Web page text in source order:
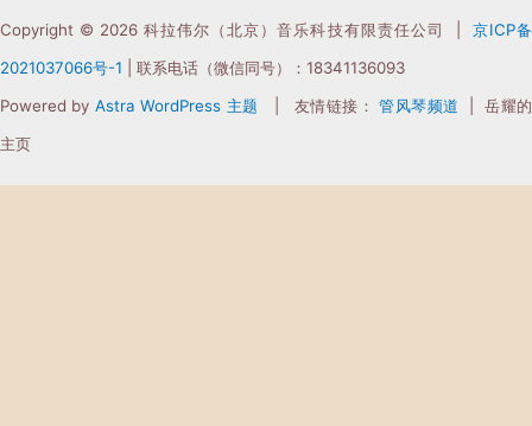
Copyright © 2026 科拉伟尔（北京）音乐科技有限责任公司 | 京ICP备
2021037066号-1 | 联系电话（微信同号）：18341136093
Powered by Astra WordPress 主题 | 友情链接：管风琴频道 | 岳耀的
主页